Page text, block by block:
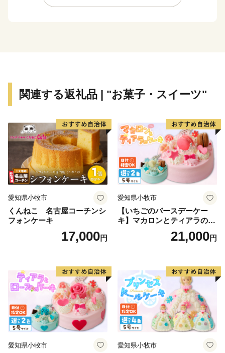
※特典の送付は、松原市外にお住まいの方に限らせてい
関連する返礼品 | "お菓子・スイーツ"
愛知県小牧市
くんねこ 名古屋コーチンシ
フォンケーキ
17,000円
愛知県小牧市
【いちごのバースデーケー
キ】マカロンとティアラのケ
ーキ スイーツ 日時指定可 デ
ザート 洋菓子 お取り寄せ 愛
デコレーションケーキ ホー
ルケーキ
21,000円
愛知県小牧市 愛知県小牧市